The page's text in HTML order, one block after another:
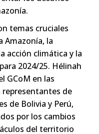
temas cruciales
Amazonía, la
acción climática y la
2024/25. Hélinah
GCoM en las
representantes de
de Bolivia y Perú,
por los cambios
del territorio